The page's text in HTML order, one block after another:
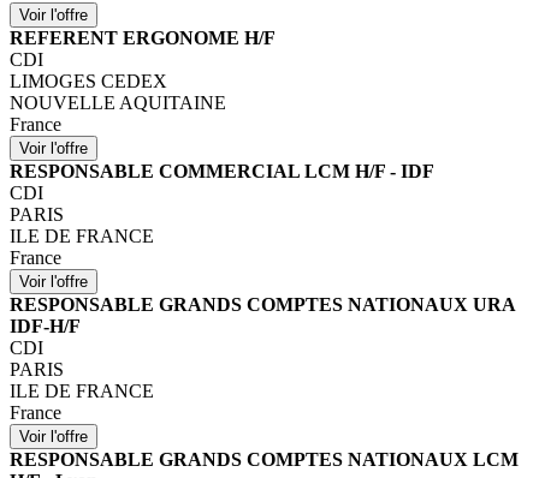
REFERENT ERGONOME H/F
CDI
LIMOGES CEDEX
NOUVELLE AQUITAINE
France
RESPONSABLE COMMERCIAL LCM H/F - IDF
CDI
PARIS
ILE DE FRANCE
France
RESPONSABLE GRANDS COMPTES NATIONAUX URA
IDF-H/F
CDI
PARIS
ILE DE FRANCE
France
RESPONSABLE GRANDS COMPTES NATIONAUX LCM